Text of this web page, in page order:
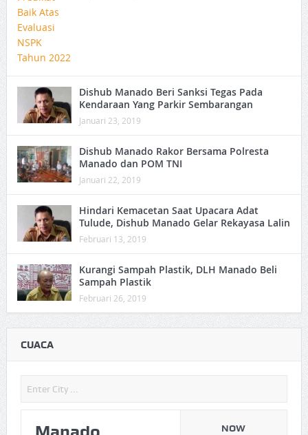
Dishub Manado Beri Sanksi Tegas Pada
Kendaraan Yang Parkir Sembarangan
Januari 23, 2019
Dishub Manado Rakor Bersama Polresta
Manado dan POM TNI
Januari 22, 2019
Hindari Kemacetan Saat Upacara Adat
Tulude, Dishub Manado Gelar Rekayasa Lalin
Februari 13, 2019
Kurangi Sampah Plastik, DLH Manado Beli
Sampah Plastik
Februari 26, 2019
CUACA
NOW